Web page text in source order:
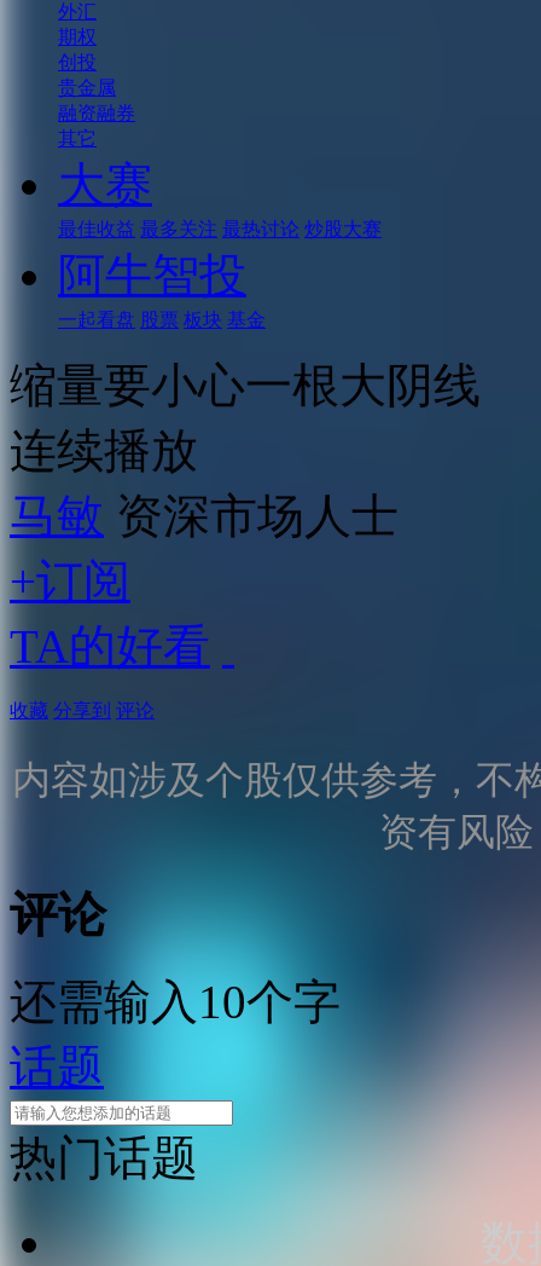
外汇
期权
创投
贵金属
融资融券
其它
大赛
最佳收益 最多关注 最热讨论 炒股大赛
阿牛智投
一起看盘 股票 板块 基金
缩量要小心一根大阴线
连续播放
马敏 资深市场人士
+订阅
TA的好看
收藏 分享到 评论
内容如涉及个股仅供参考，不
资有风
评论
还需输入10个字
话题
热门话题